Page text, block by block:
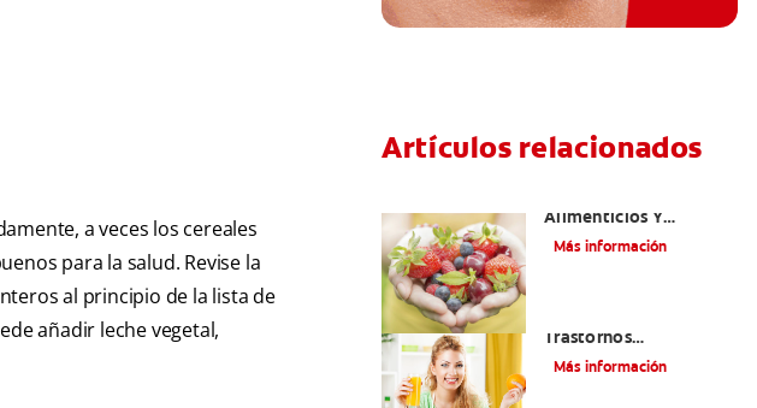
a veces los cereales
para la salud. Revise la
al principio de la lista de
añadir leche vegetal,
Artículos relacionados
Alimenticios Y
Problemas De Salud
Más información
Trastornos
Alimenticios A Tu
Más información